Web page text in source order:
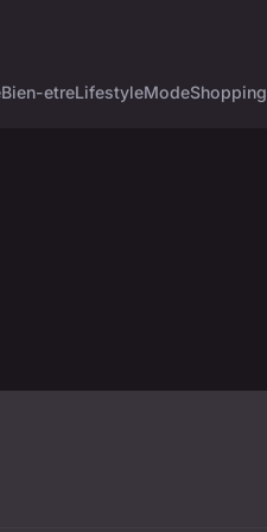
Bien-etreLifestyleModeShopping